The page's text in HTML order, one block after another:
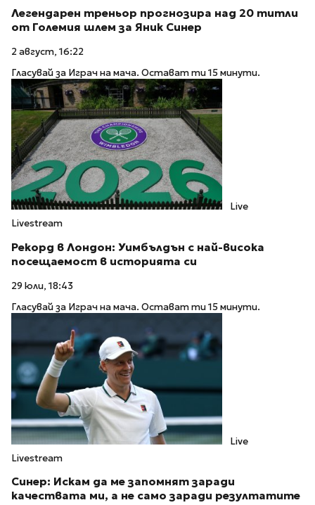
Легендарен треньор прогнозира над 20 титли
от Големия шлем за Яник Синер
2 август, 16:22
Гласувай за Играч на мача. Остават ти 15 минути.
Live
Livestream
Рекорд в Лондон: Уимбълдън с най-висока
посещаемост в историята си
29 юли, 18:43
Гласувай за Играч на мача. Остават ти 15 минути.
Live
Livestream
Синер: Искам да ме запомнят заради
качествата ми, а не само заради резултатите